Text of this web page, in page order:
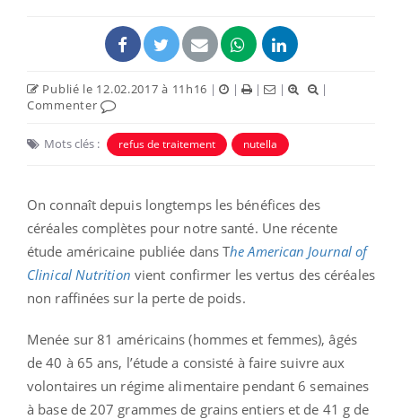
Publié le 12.02.2017 à 11h16 | | | |
|
Commenter
Mots clés : refus de traitement nutella
On connaît depuis longtemps les bénéfices des
céréales complètes pour notre santé. Une récente
étude américaine publiée dans The American Journal of
Clinical Nutrition vient confirmer les vertus des céréales
non raffinées sur la perte de poids.
Menée sur 81 américains (hommes et femmes), âgés
de 40 à 65 ans, l’étude a consisté à faire suivre aux
volontaires un régime alimentaire pendant 6 semaines
à base de 207 grammes de grains entiers et de 41 g de